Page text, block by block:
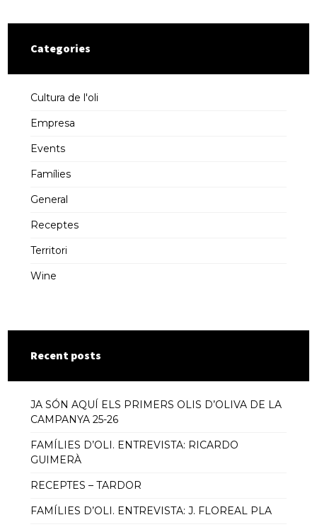
Categories
Cultura de l'oli
Empresa
Events
Famílies
General
Receptes
Territori
Wine
Recent posts
JA SÓN AQUÍ ELS PRIMERS OLIS D’OLIVA DE LA
CAMPANYA 25-26
FAMÍLIES D’OLI. ENTREVISTA: RICARDO
GUIMERÀ
RECEPTES – TARDOR
FAMÍLIES D’OLI. ENTREVISTA: J. FLOREAL PLA